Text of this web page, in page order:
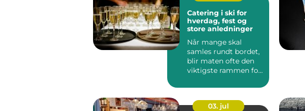
Catering i ski for
hverdag, fest og
store anledninger
Når mange skal
samles rundt bordet,
blir maten ofte den
viktigste rammen for
Ski...
03. jul